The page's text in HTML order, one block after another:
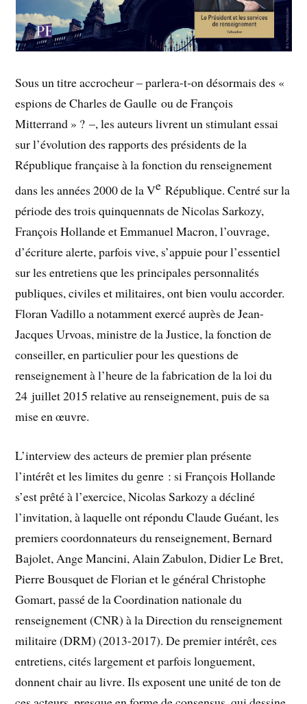
Sous un titre accrocheur – parlera-t‑on désormais des «
espions de Charles de Gaulle ou de François
Mitterrand » ? –, les auteurs livrent un stimulant essai
sur l’évolution des rapports des présidents de la
République française à la fonction du renseignement
dans les années 2000 de la Ve République. Centré sur la
période des trois quinquennats de Nicolas Sarkozy,
François Hollande et Emmanuel Macron, l’ouvrage,
d’écriture alerte, parfois vive, s’appuie pour l’essentiel
sur les entretiens que les principales personnalités
publiques, civiles et militaires, ont bien voulu accorder.
Floran Vadillo a notamment exercé auprès de Jean-
Jacques Urvoas, ministre de la Justice, la fonction de
conseiller, en particulier pour les questions de
renseignement à l’heure de la fabrication de la loi du
24 juillet 2015 relative au renseignement, puis de sa
mise en œuvre.
L’interview des acteurs de premier plan présente
l’intérêt et les limites du genre : si François Hollande
s’est prêté à l’exercice, Nicolas Sarkozy a décliné
l’invitation, à laquelle ont répondu Claude Guéant, les
premiers coordonnateurs du renseignement, Bernard
Bajolet, Ange Mancini, Alain Zabulon, Didier Le Bret,
Pierre Bousquet de Florian et le général Christophe
Gomart, passé de la Coordination nationale du
renseignement (CNR) à la Direction du renseignement
militaire (DRM) (2013-2017). De premier intérêt, ces
entretiens, cités largement et parfois longuement,
donnent chair au livre. Ils exposent une unité de ton de